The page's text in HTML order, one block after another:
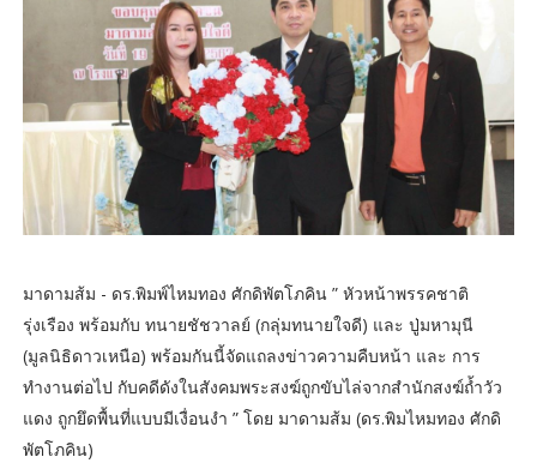
มาดามส้ม - ดร.พิมพ์ไหมทอง ศักดิพัตโภคิน ” หัวหน้าพรรคชาติ
รุ่งเรือง พร้อมกับ ทนายชัชวาลย์ (กลุ่มทนายใจดี) และ ปู่มหามุนี
(มูลนิธิดาวเหนือ) พร้อมกันนี้จัดแถลงข่าวความคืบหน้า และ การ
ทำงานต่อไป กับคดีดังในสังคมพระสงฆ์ถูกขับไล่จากสำนักสงฆ์ถ้ำวัว
แดง ถูกยึดพื้นที่แบบมีเงื่อนงำ ” โดย มาดามส้ม (ดร.พิมไหมทอง ศักดิ
พัตโภคิน)